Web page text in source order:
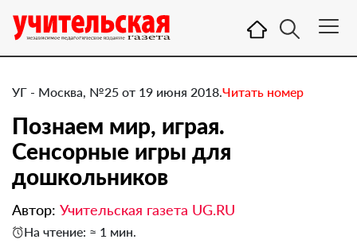
УГ - Москва, №25 от 19 июня 2018.Читать номер
Познаем мир, играя.
Сенсорные игры для
дошкольников
Автор: Учительская газета UG.RU
На чтение: ≈ 1 мин.